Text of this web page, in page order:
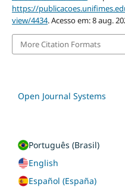
https://
view/4434. Acesso em: 8 aug.
More Citation Formats
Open Journal Systems
Português (Brasil)
English
Español (España)